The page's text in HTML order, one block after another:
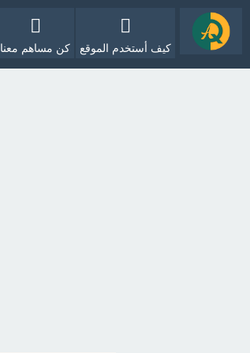
كيف أستخدم الموقع كن مساهم معنا